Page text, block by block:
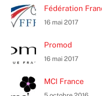
Fédération
16 mai 2017
Promod
16 mai 2017
MCI France